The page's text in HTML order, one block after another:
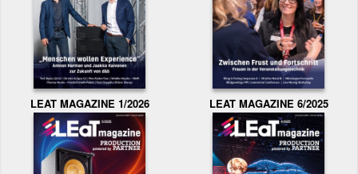
LEAT MAGAZINE 1/2026 LEAT MAGAZINE 6/2025